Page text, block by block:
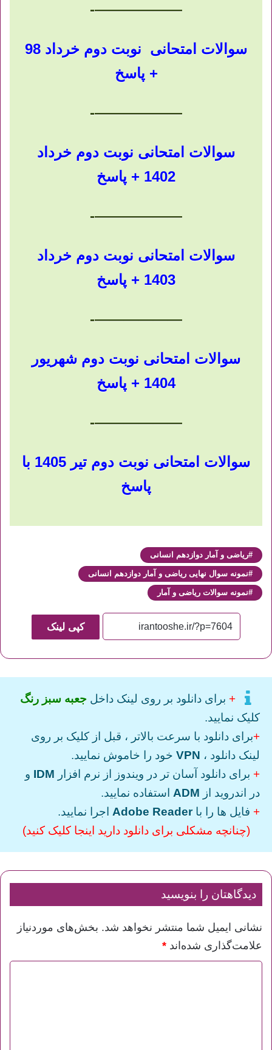
——————-
سوالات امتحانی نوبت دوم خرداد 98
+ پاسخ
——————-
سوالات امتحانی نوبت دوم خرداد
1402 + پاسخ
——————-
سوالات امتحانی نوبت دوم خرداد
1403 + پاسخ
——————-
سوالات امتحانی نوبت دوم شهریور
1404 + پاسخ
——————-
سوالات امتحانی نوبت دوم تیر 1405 با
پاسخ
ریاضی و آمار دوازدهم انسانی
نمونه سوال نهایی ریاضی و آمار دوازدهم انسانی
نمونه سوالات ریاضی و آمار
کپی لینک
+ برای دانلود بر روی لینک داخل جعبه سبز رنگ
کلیک نمایید.
+برای دانلود با سرعت بالاتر ، قبل از کلیک بر روی
لینک دانلود ، VPN خود را خاموش نمایید.
+ برای دانلود آسان تر در ویندوز از نرم افزار IDM و
در اندروید از ADM استفاده نمایید.
+ فایل ها را با Adobe Reader اجرا نمایید.
(چنانچه مشکلی برای دانلود دارید اینجا کلیک کنید)
دیدگاهتان را بنویسید
نشانی ایمیل شما منتشر نخواهد شد. بخش‌های موردنیاز
علامت‌گذاری شده‌اند *